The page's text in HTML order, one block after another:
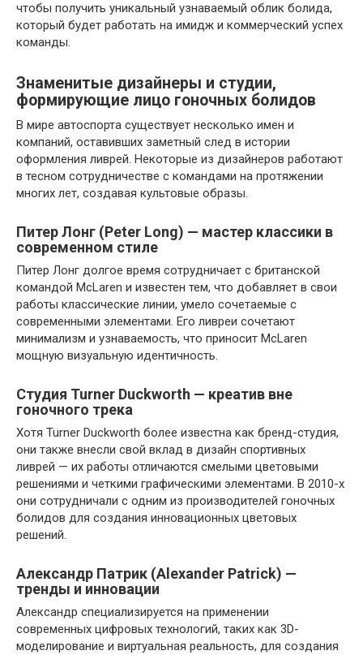
чтобы получить уникальный узнаваемый облик болида,
который будет работать на имидж и коммерческий успех
команды.
Знаменитые дизайнеры и студии,
формирующие лицо гоночных болидов
В мире автоспорта существует несколько имен и
компаний, оставивших заметный след в истории
оформления ливрей. Некоторые из дизайнеров работают
в тесном сотрудничестве с командами на протяжении
многих лет, создавая культовые образы.
Питер Лонг (Peter Long) — мастер классики в
современном стиле
Питер Лонг долгое время сотрудничает с британской
командой McLaren и известен тем, что добавляет в свои
работы классические линии, умело сочетаемые с
современными элементами. Его ливреи сочетают
минимализм и узнаваемость, что приносит McLaren
мощную визуальную идентичность.
Студия Turner Duckworth — креатив вне
гоночного трека
Хотя Turner Duckworth более известна как бренд-студия,
они также внесли свой вклад в дизайн спортивных
ливрей — их работы отличаются смелыми цветовыми
решениями и четкими графическими элементами. В 2010-х
они сотрудничали с одним из производителей гоночных
болидов для создания инновационных цветовых
решений.
Александр Патрик (Alexander Patrick) —
тренды и инновации
Александр специализируется на применении
современных цифровых технологий, таких как 3D-
моделирование и виртуальная реальность, для создания